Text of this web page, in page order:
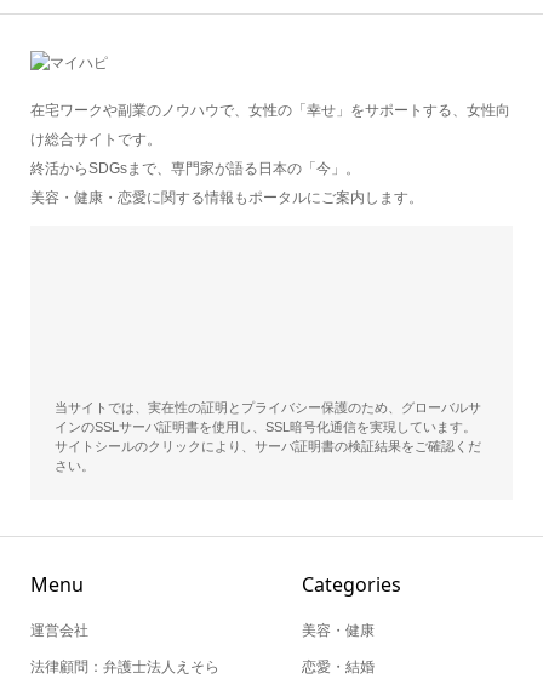
在宅ワークや副業のノウハウで、女性の「幸せ」をサポートする、女性向
け総合サイトです。
終活からSDGsまで、専門家が語る日本の「今」。
美容・健康・恋愛に関する情報もポータルにご案内します。
当サイトでは、実在性の証明とプライバシー保護のため、グローバルサ
インのSSLサーバ証明書を使用し、SSL暗号化通信を実現しています。
サイトシールのクリックにより、サーバ証明書の検証結果をご確認くだ
さい。
Menu
運営会社
法律顧問：弁護士法人えそら
Categories
美容・健康
恋愛・結婚